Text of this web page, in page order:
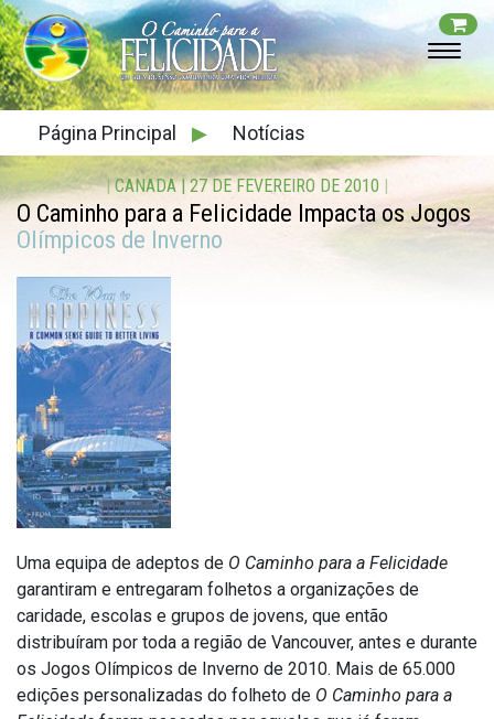
Página Principal ▶ Notícias
|CANADA| 27 DE FEVEREIRO DE 2010 |
O Caminho para a Felicidade Impacta os Jogos
Olímpicos de Inverno
Uma equipa de adeptos de O Caminho para a Felicidade
garantiram e entregaram folhetos a organizações de
caridade, escolas e grupos de jovens, que então
distribuíram por toda a região de Vancouver, antes e durante
os Jogos Olímpicos de Inverno de 2010. Mais de 65.000
edições personalizadas do folheto de O Caminho para a